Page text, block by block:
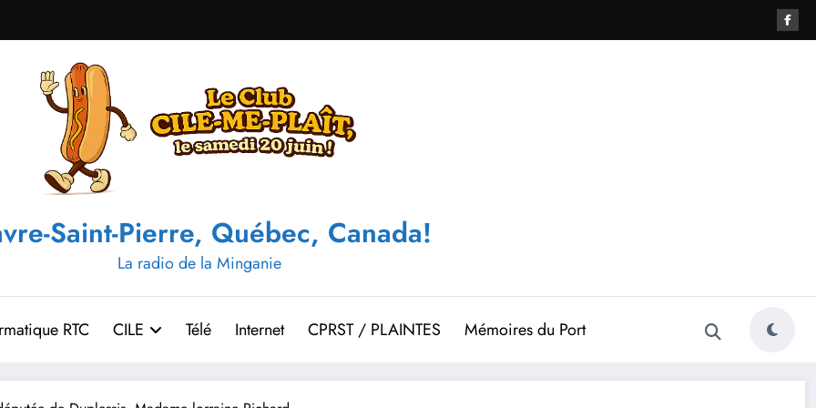
Saint-Pierre, Québec, Canada!
La radio de la Minganie
RTC CILE Télé Internet CPRST / PLAINTES Mémoires du Port